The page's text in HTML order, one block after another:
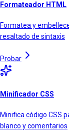
Formateador HTML
Formatea y
resaltado de sintaxis
Probar
Minificador CSS
Minifica código CSS
blanco y comentarios